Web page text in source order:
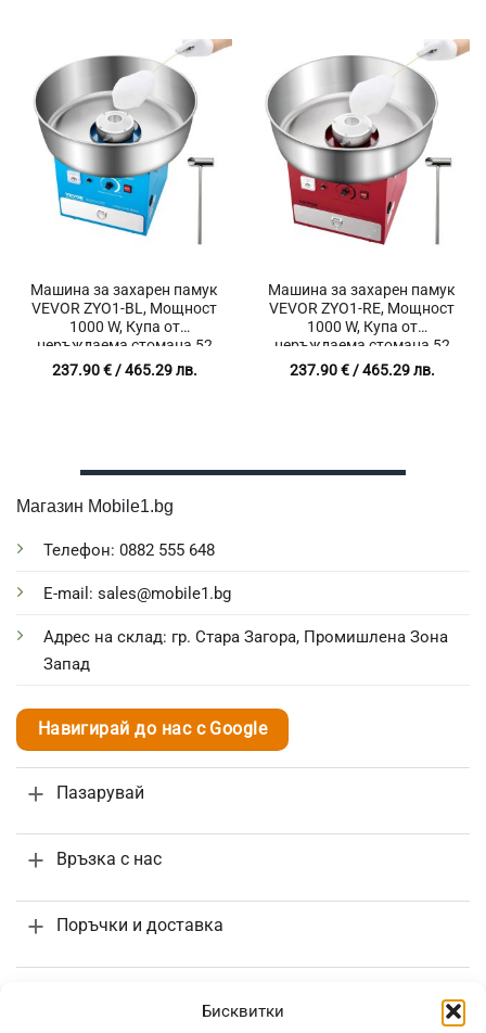
Бисквитки
Машина за захарен памук
VEVOR ZYO1-BL, Мощност
1000 W, Купа от
неръждаема стомана 52
см, Температурен
диапазон 65°C – 245°C
237.90€/ 465.29 лв.
Машина за захарен памук
VEVOR ZYO1-RE, Мощност
1000 W, Купа от
неръждаема стомана 52
см, Температурен
диапазон 65°C – 245°C
237.90€/ 465.29 лв.
Магазин Mobile1.bg
Телефон: 0882 555 648
E-mail: sales@mobile1.bg
Адрес на склад: гр. Стара Загора, Промишлена Зона
Запад
Навигирай до нас с Google
Пазарувай
Връзка с нас
Поръчки и доставка